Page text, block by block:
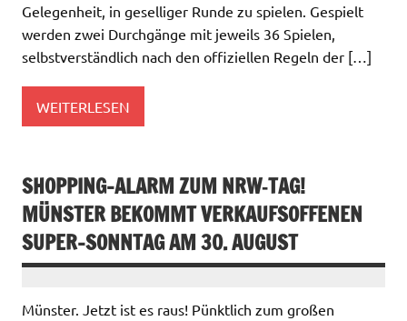
Gelegenheit, in geselliger Runde zu spielen. Gespielt
werden zwei Durchgänge mit jeweils 36 Spielen,
selbstverständlich nach den offiziellen Regeln der […]
WEITERLESEN
SHOPPING-ALARM ZUM NRW‑TAG!
MÜNSTER BEKOMMT VERKAUFSOFFENEN
SUPER-SONNTAG AM 30. AUGUST
Münster. Jetzt ist es raus! Pünktlich zum großen